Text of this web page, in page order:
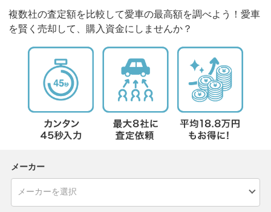
複数社の査定額を比較して愛車の最高額を調べよう！愛車
を賢く売却して、購入資金にしませんか？
メーカー